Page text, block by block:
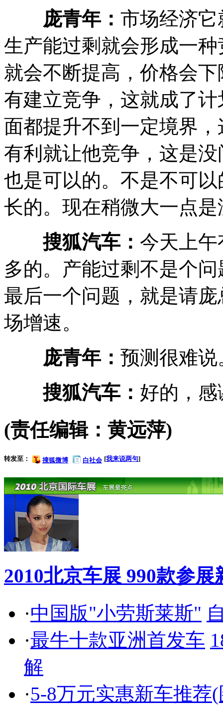
庞青年： 市场经济
生产能过剩就会形成一
就会不断提高，价格会
有建立竞争，这就成了
面都提升不到一定境界
有利就让他竞争，这是
也是可以的。不是不可
长的。现在稍微大一点
搜狐汽车： 今天上
多的。产能过剩不是个
最后一个问题，就是请
场增速。
庞青年： 预测很难
搜狐汽车： 好的，
(责任编辑：黄远萍)
转发至： 搜狐微博 白社会 [我来说两句]
2010北京车展 990款参
·中国版"小劳斯莱斯"
·最牛十款亚洲首发车
解
·5-8万元实惠新车推荐